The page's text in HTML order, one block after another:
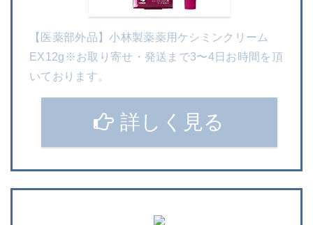
【医薬部外品】小林製薬薬用ケシミンクリーム
EX12g※お取り寄せ・発送まで3〜4日お時間を頂
いております。
詳しく見る